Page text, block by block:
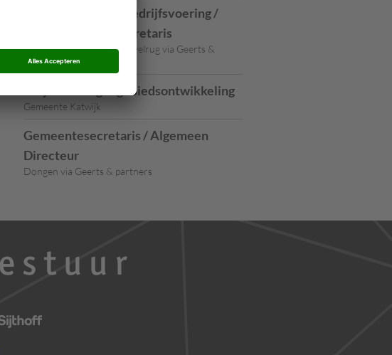
Concernmanager Bedrijfsvoering /
Loco-Gemeentesecretaris
Gemeente Utrechtse Heuvelrug via Geerts &
Partners
Projectmanager gebiedsontwikkeling
Gemeente Katwijk
Gemeentesecretaris / Algemeen
Directeur
Dongen via Geerts & partners